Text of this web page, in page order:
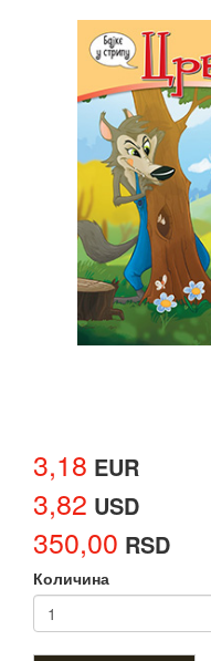
3,18 EUR
3,82 USD
350,00 RSD
Количина